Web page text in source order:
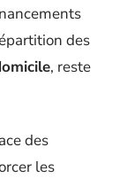
des
, reste
des
les